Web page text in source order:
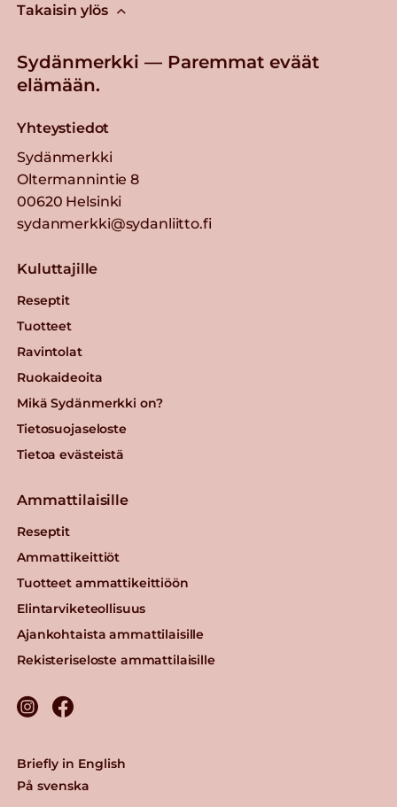
Takaisin ylös
Sydänmerkki — Paremmat eväät
elämään.
Yhteystiedot
Sydänmerkki
Oltermannintie 8
00620 Helsinki
sydanmerkki@sydanliitto.fi
Kuluttajille
Reseptit
Tuotteet
Ravintolat
Ruokaideoita
Mikä Sydänmerkki on?
Tietosuojaseloste
Tietoa evästeistä
Ammattilaisille
Reseptit
Ammattikeittiöt
Tuotteet ammattikeittiöön
Elintarviketeollisuus
Ajankohtaista ammattilaisille
Rekisteriseloste ammattilaisille
Briefly in English
På svenska